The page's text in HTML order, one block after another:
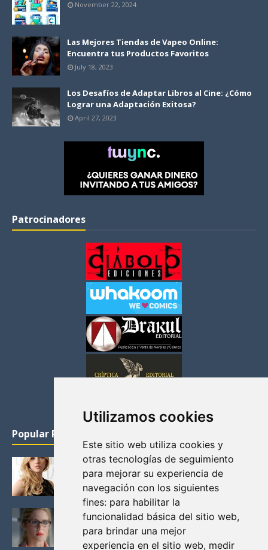
Utilizamos cookies
Este sitio web utiliza cookies y
otras tecnologías de seguimiento
para mejorar su experiencia de
navegación con los siguientes
fines: para habilitar la
funcionalidad básica del sitio web,
para brindar una mejor
experiencia en el sitio web, medir
November 22, 2024
Las Mejores Tiendas de Vapeo Online:
Encuentra tus Productos Favoritos
July 18, 2023
Los Desafíos de Adaptar Libros al Cine: ¿Cómo
Lograr una Adaptación Exitosa?
April 27, 2023
Patrocinadores
Popular Posts
KATHERYN WINNICK: LA ACTRIZ MAS GUAPA DE
VIKINGOS
Junio 14, 2013
FELICITY (EMILY BETT RICKARDS), LAS FOTOS
MAS BONITAS DE LA ALIADA DE ARROW
Noviembre 30, 2013